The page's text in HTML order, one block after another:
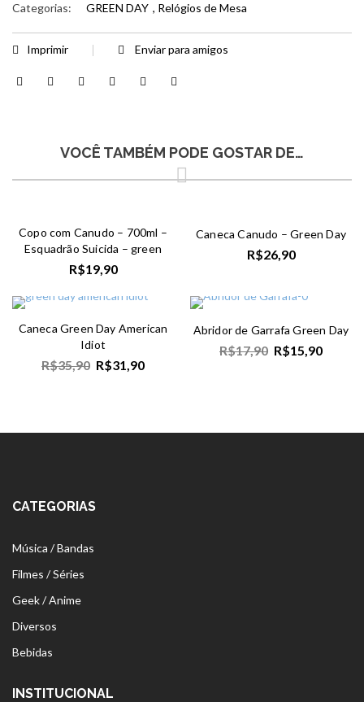
Categorias: GREEN DAY , Relógios de Mesa
Imprimir Enviar para amigos
VOCÊ TAMBÉM PODE GOSTAR DE…
Copo com Canudo – 700ml –
Esquadrão Suicida – green
R$19,90
Caneca Canudo – Green Day
R$26,90
Caneca Green Day American
Idiot
R$35,90 R$31,90
Abridor de Garrafa Green Day
R$17,90 R$15,90
CATEGORIAS
Música / Bandas
Filmes / Séries
Geek / Anime
Diversos
Bebidas
INSTITUCIONAL